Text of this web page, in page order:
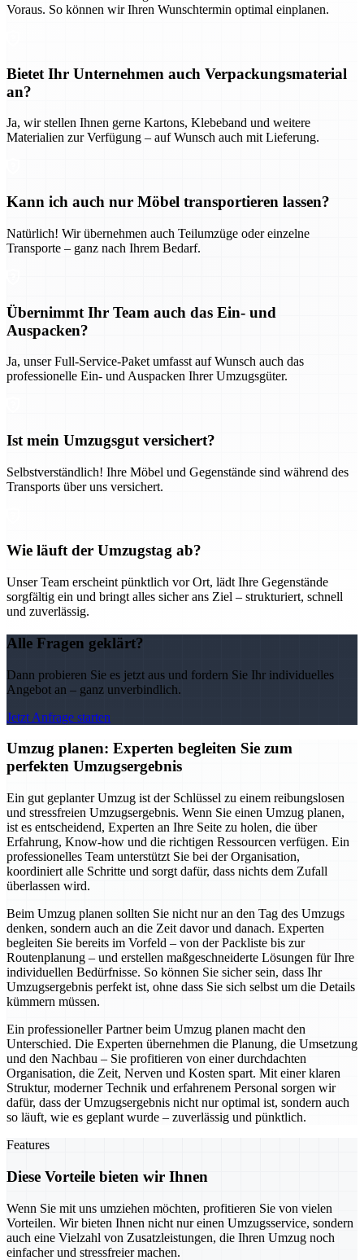
Voraus. So können wir Ihren Wunschtermin optimal einplanen.
Bietet Ihr Unternehmen auch Verpackungsmaterial
an?
Ja, wir stellen Ihnen gerne Kartons, Klebeband und weitere
Materialien zur Verfügung – auf Wunsch auch mit Lieferung.
Kann ich auch nur Möbel transportieren lassen?
Natürlich! Wir übernehmen auch Teilumzüge oder einzelne
Transporte – ganz nach Ihrem Bedarf.
Übernimmt Ihr Team auch das Ein- und
Auspacken?
Ja, unser Full-Service-Paket umfasst auf Wunsch auch das
professionelle Ein- und Auspacken Ihrer Umzugsgüter.
Ist mein Umzugsgut versichert?
Selbstverständlich! Ihre Möbel und Gegenstände sind während des
Transports über uns versichert.
Wie läuft der Umzugstag ab?
Unser Team erscheint pünktlich vor Ort, lädt Ihre Gegenstände
sorgfältig ein und bringt alles sicher ans Ziel – strukturiert, schnell
und zuverlässig.
Alle Fragen geklärt?
Dann probieren Sie es jetzt aus und fordern Sie Ihr individuelles
Angebot an – ganz unverbindlich.
Jetzt Anfrage starten
Umzug planen: Experten begleiten Sie zum
perfekten Umzugsergebnis
Ein gut geplanter Umzug ist der Schlüssel zu einem reibungslosen
und stressfreien Umzugsergebnis. Wenn Sie einen Umzug planen,
ist es entscheidend, Experten an Ihre Seite zu holen, die über
Erfahrung, Know-how und die richtigen Ressourcen verfügen. Ein
professionelles Team unterstützt Sie bei der Organisation,
koordiniert alle Schritte und sorgt dafür, dass nichts dem Zufall
überlassen wird.
Beim Umzug planen sollten Sie nicht nur an den Tag des Umzugs
denken, sondern auch an die Zeit davor und danach. Experten
begleiten Sie bereits im Vorfeld – von der Packliste bis zur
Routenplanung – und erstellen maßgeschneiderte Lösungen für Ihre
individuellen Bedürfnisse. So können Sie sicher sein, dass Ihr
Umzugsergebnis perfekt ist, ohne dass Sie sich selbst um die Details
kümmern müssen.
Ein professioneller Partner beim Umzug planen macht den
Unterschied. Die Experten übernehmen die Planung, die Umsetzung
und den Nachbau – Sie profitieren von einer durchdachten
Organisation, die Zeit, Nerven und Kosten spart. Mit einer klaren
Struktur, moderner Technik und erfahrenem Personal sorgen wir
dafür, dass der Umzugsergebnis nicht nur optimal ist, sondern auch
so läuft, wie es geplant wurde – zuverlässig und pünktlich.
Features
Diese Vorteile bieten wir Ihnen
Wenn Sie mit uns umziehen möchten, profitieren Sie von vielen
Vorteilen. Wir bieten Ihnen nicht nur einen Umzugsservice, sondern
auch eine Vielzahl von Zusatzleistungen, die Ihren Umzug noch
einfacher und stressfreier machen.